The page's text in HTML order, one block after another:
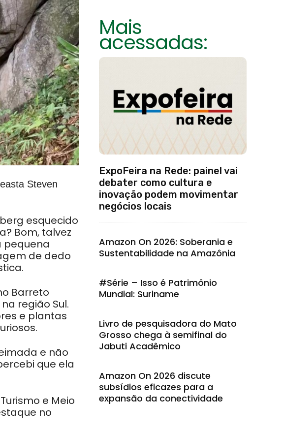
Steven
esquecido
Bom, talvez
pequena
de dedo
Barreto
região Sul.
e plantas
e não
que ela
e Meio
no
Mais
acessadas:
ExpoFeira na Rede: painel vai
debater como cultura e
inovação podem movimentar
negócios locais
Amazon On 2026: Soberania e
Sustentabilidade na Amazônia
#Série – Isso é Patrimônio
Mundial: Suriname
Livro de pesquisadora do Mato
Grosso chega à semifinal do
Jabuti Acadêmico
Amazon On 2026 discute
subsídios eficazes para a
expansão da conectividade